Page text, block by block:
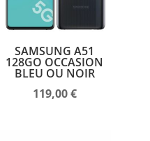
SAMSUNG A51
128GO OCCASION
BLEU OU NOIR
119,00€